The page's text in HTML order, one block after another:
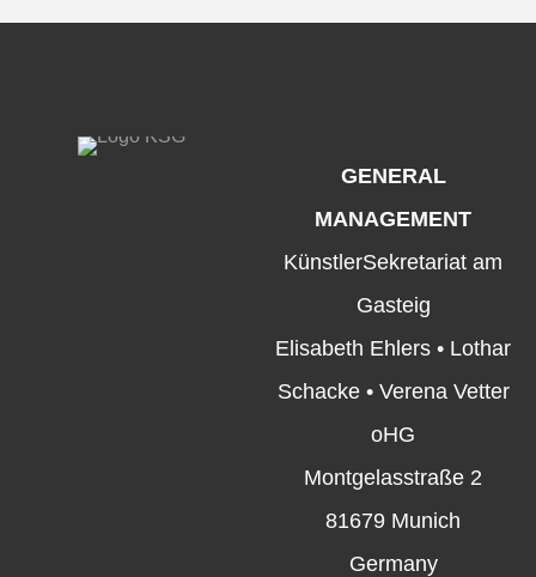
GENERAL
MANAGEMENT
KünstlerSekretariat am
Gasteig
Elisabeth Ehlers • Lothar
Schacke • Verena Vetter
oHG
Montgelasstraße 2
81679 Munich
Germany